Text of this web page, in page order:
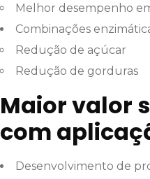
Melhor desempenho
Combinações
Redução de açúcar
Redução de gorduras
Maior valor
com
Desenvolvimento de